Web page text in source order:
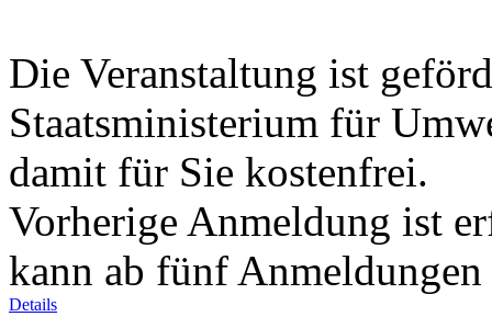
Die Veranstaltung ist
Staatsministerium für
damit für Sie kostenfrei.
Vorherige Anmeldung ist
kann ab fünf
Details